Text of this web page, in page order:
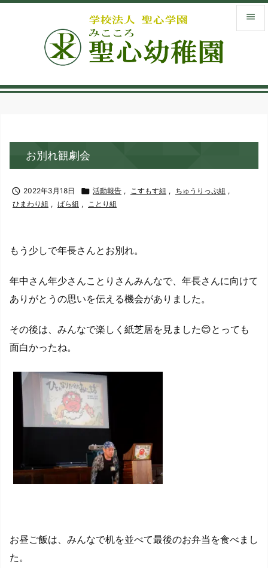

サイド
library_books
お別れ観劇会
 2022年3月18日  活動報告 , こすもす組 , ちゅうりっぷ組 ,
ひまわり組 , ばら組 , ことり組
もう少しで年長さんとお別れ。
年中さん年少さんことりさんみんなで、年長さんに向けて
ありがとうの思いを伝える機会がありました。
その後は、みんなで楽しく紙芝居を見ました😊とっても
面白かったね。
お昼ご飯は、みんなで机を並べて最後のお弁当を食べまし
た。